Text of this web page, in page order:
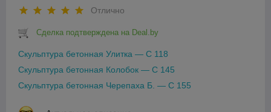
Отлично
Сделка подтверждена на Deal.by
Скульптура бетонная Улитка — С 118
Скульптура бетонная Колобок — С 145
Скульптура бетонная Черепаха Б. — С 155